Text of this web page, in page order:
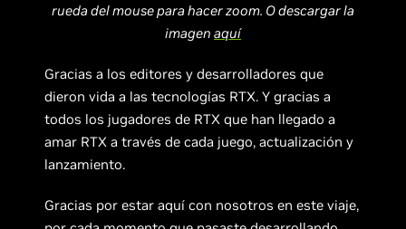
rueda del mouse para hacer zoom. O descargar la
imagen aquí
Gracias a los editores y desarrolladores que
dieron vida a las tecnologías RTX. Y gracias a
todos los jugadores de RTX que han llegado a
amar RTX a través de cada juego, actualización y
lanzamiento.
Gracias por estar aquí con nosotros en este viaje,